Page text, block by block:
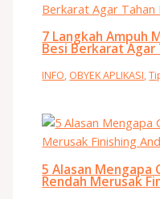
7 Langkah Ampuh
Besi Berkarat Agar
INFO, OBYEK APLIKASI,
5 Alasan Mengapa
Rendah Merusak